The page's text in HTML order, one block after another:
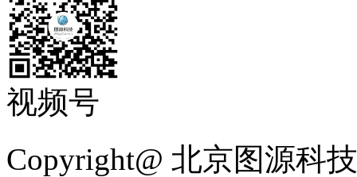
视频号
Copyright@ 北京图源